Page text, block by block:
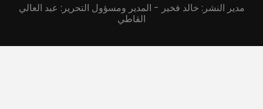
مدير النشر: خالد فخير - المدير ومسؤول التحرير: عبد العالي
القاطي